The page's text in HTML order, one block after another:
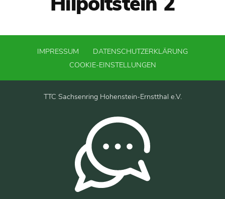
IMPRESSUM
DATENSCHUTZERKLÄRUNG
COOKIE-EINSTELLUNGEN
TTC Sachsenring Hohenstein-Ernstthal e.V.